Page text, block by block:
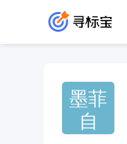
墨菲
自